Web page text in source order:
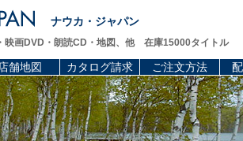
ナウカ・ジャパン
映画DVD・朗読CD・地図、他 在庫15000タイトル
店舗地図 カタログ請求 ご注文方法